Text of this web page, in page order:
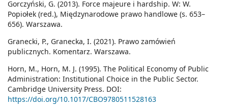
Gorczyński, G. (2013). Force majeure i hardship. W: W.
Popiołek (red.), Międzynarodowe prawo handlowe (s. 653–
656). Warszawa.
Granecki, P., Granecka, I. (2021). Prawo zamówień
publicznych. Komentarz. Warszawa.
Horn, M., Horn, M. J. (1995). The Political Economy of Public
Administration: Institutional Choice in the Public Sector.
Cambridge University Press. DOI:
https://doi.org/10.1017/CBO9780511528163